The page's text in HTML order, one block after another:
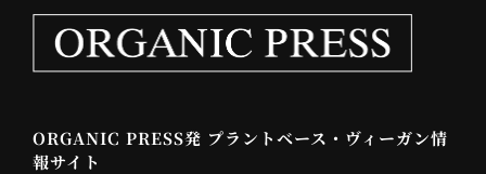
ORGANIC PRESS発 プラントベース・ヴィーガン情
報サイト